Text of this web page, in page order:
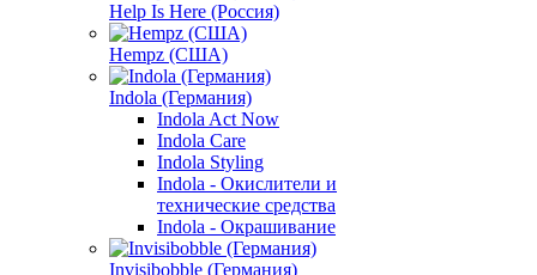
Help Is Here (Россия)
Hempz (США)
Indola (Германия)
Indola Act Now
Indola Care
Indola Styling
Indola - Окислители и
технические средства
Indola - Окрашивание
Invisibobble (Германия)